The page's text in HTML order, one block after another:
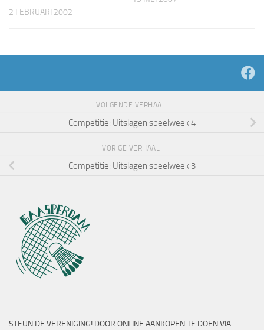
2 FEBRUARI 2002
VOLGENDE VERHAAL
Competitie: Uitslagen speelweek 4
VORIGE VERHAAL
Competitie: Uitslagen speelweek 3
STEUN DE VERENIGING! DOOR ONLINE AANKOPEN TE DOEN VIA